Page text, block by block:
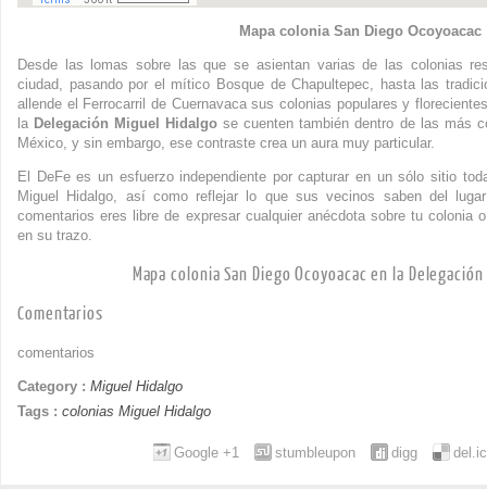
Mapa colonia San Diego Ocoyoacac
Desde las lomas sobre las que se asientan varias de las colonias
ciudad, pasando por el mítico Bosque de Chapultepec, hasta las
allende el Ferrocarril de Cuernavaca sus colonias populares y
la Delegación Miguel Hidalgo se cuenten también dentro de las más
México, y sin embargo, ese contraste crea un aura muy particular.
El DeFe es un esfuerzo independiente por capturar en un sólo sitio
Miguel Hidalgo, así como reflejar lo que sus vecinos saben del
comentarios eres libre de expresar cualquier anécdota sobre tu colonia
en su trazo.
Mapa colonia San Diego Ocoyoacac en la
Comentarios
comentarios
Category : Miguel Hidalgo
Tags : colonias Miguel Hidalgo
digg
stumbleupon
Google +1